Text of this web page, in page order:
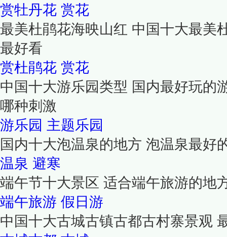
赏牡丹花 赏花
最美杜鹃花海映山红 中国十大最美
最好看
赏杜鹃花 赏花
中国十大游乐园类型 国内最好玩的
哪种刺激
游乐园 主题乐园
国内十大泡温泉的地方 泡温泉最好
温泉 避寒
端午节十大景区 适合端午旅游的地
端午旅游 假日游
中国十大古城古镇古都古村寨景观